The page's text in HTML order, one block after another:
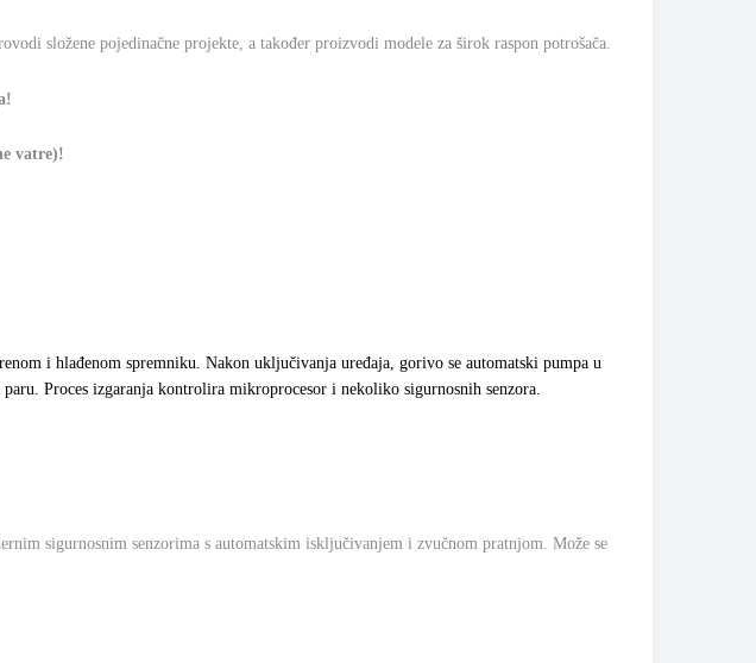
složene pojedinačne projekte, a također proizvodi modele za širok raspon potrošača.
vatre)!
i hlađenom spremniku. Nakon uključivanja uređaja, gorivo se automatski pumpa u
Proces izgaranja kontrolira mikroprocesor i nekoliko sigurnosnih senzora.
sigurnosnim senzorima s automatskim isključivanjem i zvučnom pratnjom. Može se